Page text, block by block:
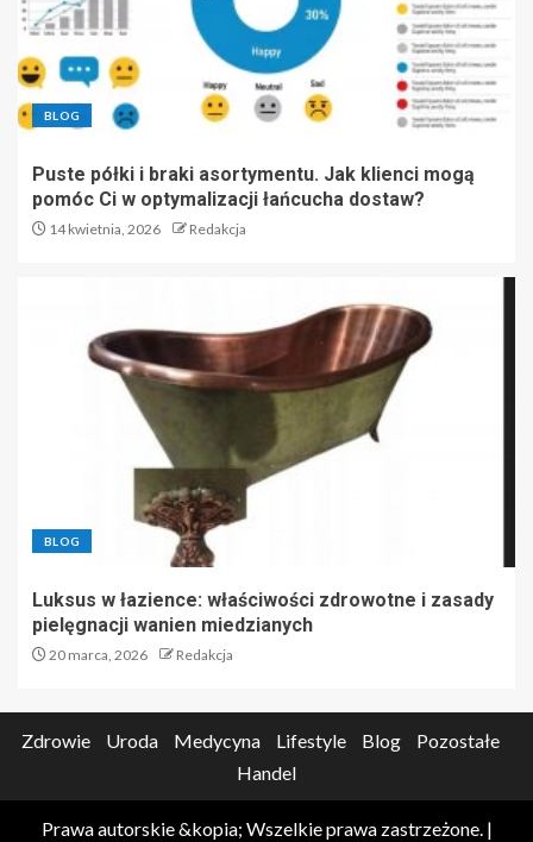
BLOG
Puste półki i braki asortymentu. Jak klienci mogą
pomóc Ci w optymalizacji łańcucha dostaw?
14 kwietnia, 2026 Redakcja
BLOG
Luksus w łazience: właściwości zdrowotne i zasady
pielęgnacji wanien miedzianych
20 marca, 2026 Redakcja
Zdrowie Uroda Medycyna Lifestyle Blog
Pozostałe
Handel
Prawa autorskie &kopia; Wszelkie prawa zastrzeżone. |